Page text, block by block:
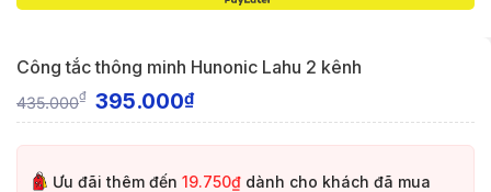
Công tắc thông minh Hunonic Lahu 2 kênh
435.000₫ 395.000₫
Ưu đãi thêm đến 19.750₫ dành cho khách đã mua